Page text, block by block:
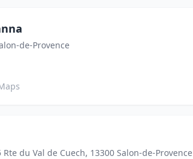
de-Provence
du Val de Cuech, 13300 Salon-de-Provence